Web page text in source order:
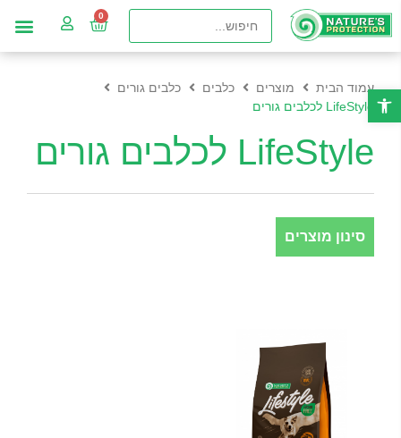
פתח סרגל נגישות
עמוד הבית מוצרים כלבים
כלבים גורים
LifeStyle לכלבים גורים
LifeStyle לכלבים גורים
סינון מוצרים